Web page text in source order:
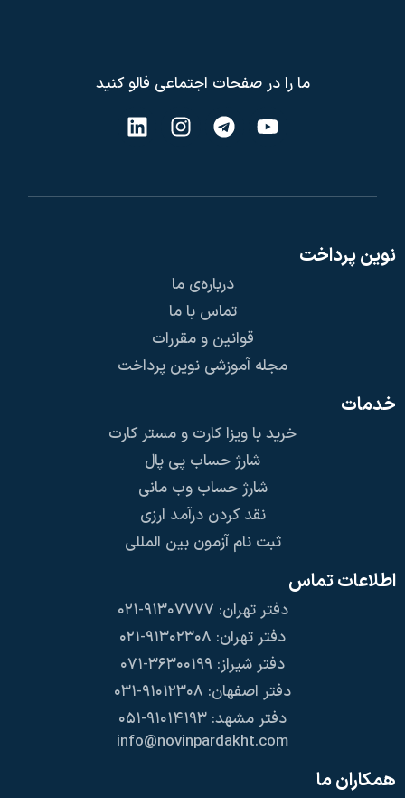
ما را در صفحات اجتماعی فالو کنید
نوین پرداخت
درباره‌ی ما
تماس با ما
قوانین و مقررات
مجله آموزشی نوین پرداخت
خدمات
خرید با ویزا کارت و مستر کارت
شارژ حساب پی پال
شارژ حساب وب مانی
نقد کردن درآمد ارزی
ثبت نام آزمون بین المللی
اطلاعات تماس
دفتر تهران: ۹۱۳۰۷۷۷۷-۰۲۱
دفتر تهران: ۹۱۳۰۲۳۰۸-۰۲۱
دفتر شیراز: ۳۶۳۰۰۱۹۹-۰۷۱
دفتر اصفهان: ۹۱۰۱۲۳۰۸-۰۳۱
دفتر مشهد: ۹۱۰۱۴۱۹۳-۰۵۱
info@novinpardakht.com
همکاران ما